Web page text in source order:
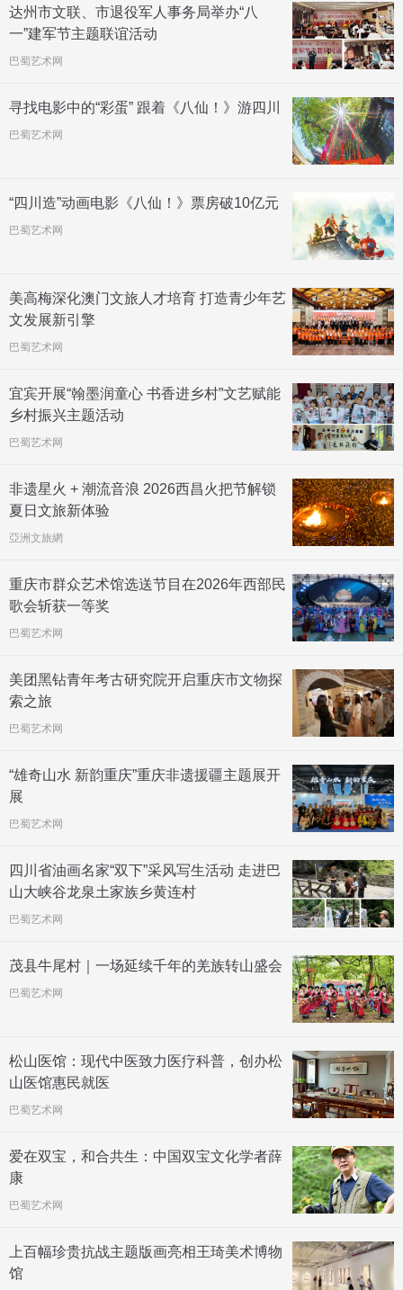
达州市文联、市退役军人事务局举办“八
一”建军节主题联谊活动
巴蜀艺术网
寻找电影中的“彩蛋” 跟着《八仙！》游四川
巴蜀艺术网
“四川造”动画电影《八仙！》票房破10亿元
巴蜀艺术网
美高梅深化澳门文旅人才培育 打造青少年艺
文发展新引擎
巴蜀艺术网
宜宾开展“翰墨润童心 书香进乡村”文艺赋能
乡村振兴主题活动
巴蜀艺术网
非遗星火 + 潮流音浪 2026西昌火把节解锁
夏日文旅新体验
亞洲文旅網
重庆市群众艺术馆选送节目在2026年西部民
歌会斩获一等奖
巴蜀艺术网
美团黑钻青年考古研究院开启重庆市文物探
索之旅
巴蜀艺术网
“雄奇山水 新韵重庆”重庆非遗援疆主题展开
展
巴蜀艺术网
四川省油画名家“双下”采风写生活动 走进巴
山大峡谷龙泉土家族乡黄连村
巴蜀艺术网
茂县牛尾村｜一场延续千年的羌族转山盛会
巴蜀艺术网
松山医馆：现代中医致力医疗科普，创办松
山医馆惠民就医
巴蜀艺术网
爱在双宝，和合共生：中国双宝文化学者薛
康
巴蜀艺术网
上百幅珍贵抗战主题版画亮相王琦美术博物
馆